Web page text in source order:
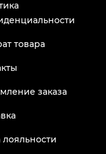
товара
заказа
лояльности